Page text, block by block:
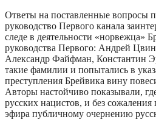
Ответы на поставленные вопросы
руководство Первого канала
следе в деятельности «норвежца»
руководства Первого: Андрей
Александр Файфман, Константин
такие фамилии и попытались в
преступления Брейвика вину
Авторы настойчиво показывали,
русских нацистов, и без
эфира публичному очернению